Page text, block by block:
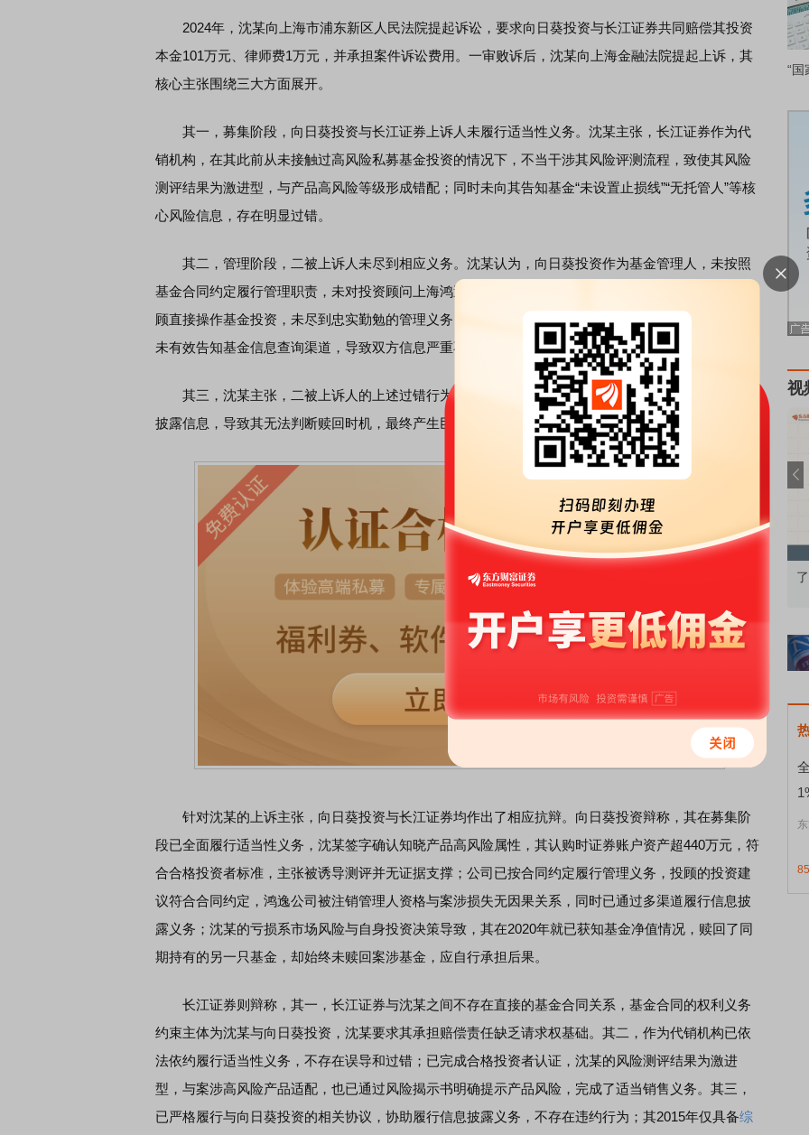
2024年，沈某向上海市浦东新区人民法院提起诉讼，要求向日葵投资与长江证券共同赔偿其投资
本金101万元、律师费1万元，并承担案件诉讼费用。一审败诉后，沈某向上海金融法院提起上诉，其
核心主张围绕三大方面展开。
其一，募集阶段，向日葵投资与长江证券上诉人未履行适当性义务。沈某主张，长江证券作为代
销机构，在其此前从未接触过高风险私募基金投资的情况下，不当干涉其风险评测流程，致使其风险
测评结果为激进型，与产品高风险等级形成错配；同时未向其告知基金“未设置止损线”“无托管人”等核
心风险信息，存在明显过错。
其二，管理阶段，二被上诉人未尽到相应义务。沈某认为，向日葵投资作为基金管理人，未按照
基金合同约定履行管理职责，未对投资顾问上海鸿逸投资管理有限公司的投资指令进行审核，放任投
顾直接操作基金投资，未尽到忠实勤勉的管理义务；同时，二被上诉人均未充分履行信息披露义务，
未有效告知基金信息查询渠道，导致双方信息严重不对称。
其三，沈某主张，二被上诉人的上述过错行为与其投资损失存在直接因果关系，正是因为未充分
披露信息，导致其无法判断赎回时机，最终产生巨额亏损，应当承担赔偿责任。
针对沈某的上诉主张，向日葵投资与长江证券均作出了相应抗辩。向日葵投资辩称，其在募集阶
段已全面履行适当性义务，沈某签字确认知晓产品高风险属性，其认购时证券账户资产超440万元，符
合合格投资者标准，主张被诱导测评并无证据支撑；公司已按合同约定履行管理义务，投顾的投资建
议符合合同约定，鸿逸公司被注销管理人资格与案涉损失无因果关系，同时已通过多渠道履行信息披
露义务；沈某的亏损系市场风险与自身投资决策导致，其在2020年就已获知基金净值情况，赎回了同
期持有的另一只基金，却始终未赎回案涉基金，应自行承担后果。
长江证券则辩称，其一，长江证券与沈某之间不存在直接的基金合同关系，基金合同的权利义务
约束主体为沈某与向日葵投资，沈某要求其承担赔偿责任缺乏请求权基础。其二，作为代销机构已依
法依约履行适当性义务，不存在误导和过错；已完成合格投资者认证，沈某的风险测评结果为激进
型，与案涉高风险产品适配，也已通过风险揭示书明确提示产品风险，完成了适当销售义务。其三，
已严格履行与向日葵投资的相关协议，协助履行信息披露义务，不存在违约行为；其2015年仅具备综
“国
视
首席连线｜东方财富证券陈果：A股再平衡的
债券知识通识：从基础认知到特色品种
85